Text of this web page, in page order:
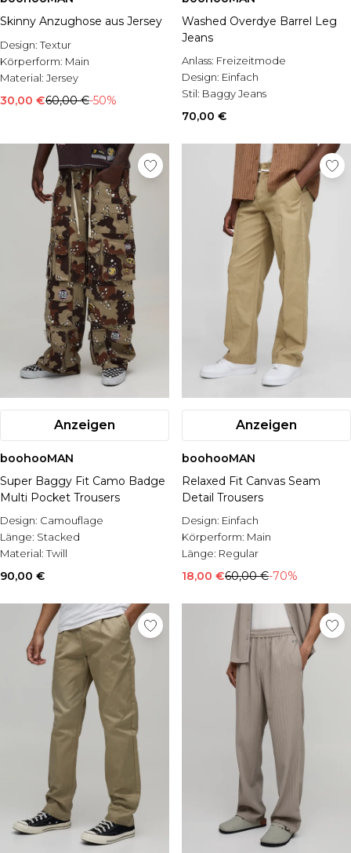
Skinny Anzughose aus Jersey
Design:Textur
Körperform: Main
Material: Jersey
30,00 €60,00 €-50%
Washed Overdye Barrel Leg
Jeans
Anlass: Freizeitmode
Design: Einfach
Stil: Baggy Jeans
70,00 €
Anzeigen
boohooMAN
Super Baggy Fit Camo Badge
Multi Pocket Trousers
Design: Camouflage
Länge: Stacked
Material:Twill
90,00 €
Anzeigen
boohooMAN
Relaxed Fit Canvas Seam
Detail Trousers
Design: Einfach
Körperform: Main
Länge: Regular
18,00 €60,00 €-70%